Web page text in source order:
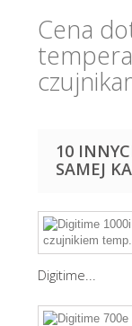
Cena
10
SAMEJ
Digitime...